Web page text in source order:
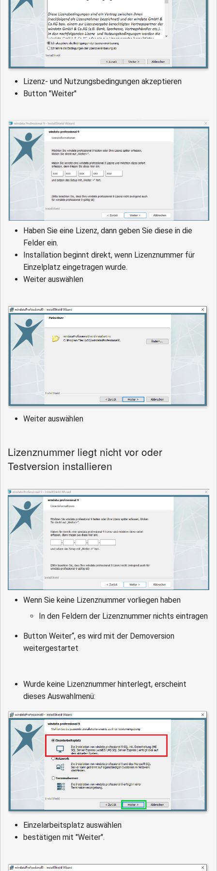
Lizenz- und Nutzungsbedingungen akzeptieren
Button "Weiter"
Haben Sie eine Lizenz, dann geben Sie diese in die
Felder ein.
Installation beginnt direkt, wenn Lizenznummer für
Einzelplatz eingetragen wurde.
Weiter auswählen
Weiter auswählen
Lizenznummer liegt nicht vor oder
Testversion installieren
Wenn Sie keine Lizenznummer vorliegen haben
In den Feldern der Lizenznummer nichts eintragen
Button Weiter“, es wird mit der Demoversion
weitergestartet
Wurde keine Lizenznummer hinterlegt, erscheint
dieses Auswahlmenü:
Einzelarbeitsplatz auswählen
bestätigen mit "Weiter".